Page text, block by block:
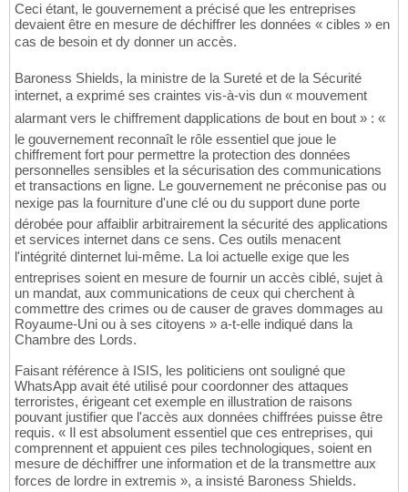
Ceci étant, le gouvernement a précisé que les entreprises
devaient être en mesure de déchiffrer les données « cibles » en
cas de besoin et dy donner un accès.
Baroness Shields, la ministre de la Sureté et de la Sécurité
internet, a exprimé ses craintes vis-à-vis dun « mouvement
alarmant vers le chiffrement dapplications de bout en bout » : «
le gouvernement reconnaît le rôle essentiel que joue le
chiffrement fort pour permettre la protection des données
personnelles sensibles et la sécurisation des communications
et transactions en ligne. Le gouvernement ne préconise pas ou
nexige pas la fourniture d'une clé ou du support dune porte
dérobée pour affaiblir arbitrairement la sécurité des applications
et services internet dans ce sens. Ces outils menacent
l'intégrité dinternet lui-même. La loi actuelle exige que les
entreprises soient en mesure de fournir un accès ciblé, sujet à
un mandat, aux communications de ceux qui cherchent à
commettre des crimes ou de causer de graves dommages au
Royaume-Uni ou à ses citoyens » a-t-elle indiqué dans la
Chambre des Lords.
Faisant référence à ISIS, les politiciens ont souligné que
WhatsApp avait été utilisé pour coordonner des attaques
terroristes, érigeant cet exemple en illustration de raisons
pouvant justifier que l'accès aux données chiffrées puisse être
requis. « Il est absolument essentiel que ces entreprises, qui
comprennent et appuient ces piles technologiques, soient en
mesure de déchiffrer une information et de la transmettre aux
forces de lordre in extremis », a insisté Baroness Shields.